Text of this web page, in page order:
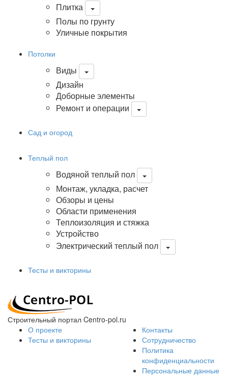
Плитка
Полы по грунту
Уличные покрытия
Потолки
Виды
Дизайн
Доборные элементы
Ремонт и операции
Сад и огород
Теплый пол
Водяной теплый пол
Монтаж, укладка, расчет
Обзоры и цены
Области применения
Теплоизоляция и стяжка
Устройство
Электрический теплый пол
Тесты и викторины
Строительный портал Centro-pol.ru
О проекте
Тесты и викторины
Контакты
Сотрудничество
Политика
конфиденциальности
Персональные данные